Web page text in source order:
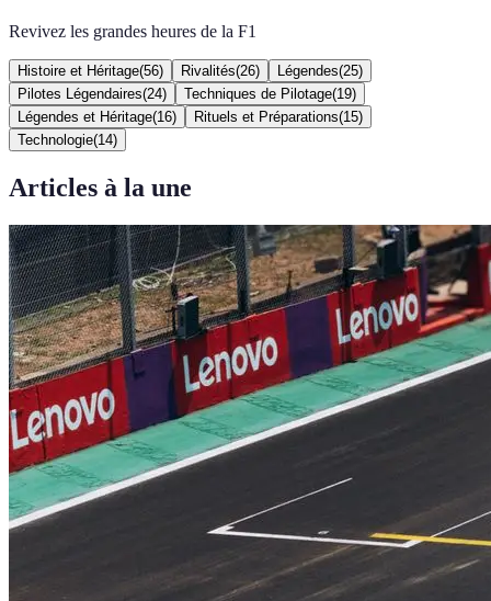
Revivez les grandes heures de la F1
Histoire et Héritage(56) Rivalités(26) Légendes(25)
Pilotes Légendaires(24) Techniques de Pilotage(19)
Légendes et Héritage(16) Rituels et Préparations(15)
Technologie(14)
Articles à la une